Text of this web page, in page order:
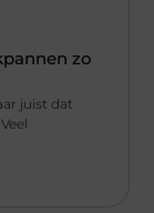
zo
juist dat